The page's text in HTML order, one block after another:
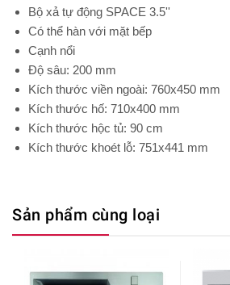
Bộ xả tự động SPACE 3.5''
Có thể hàn với mặt bếp
Cạnh nổi
Độ sâu: 200 mm
Kích thước viền ngoài: 760x450 mm
Kích thước hố: 710x400 mm
Kích thước hộc tủ: 90 cm
Kích thước khoét lỗ: 751x441 mm
Sản phẩm cùng loại